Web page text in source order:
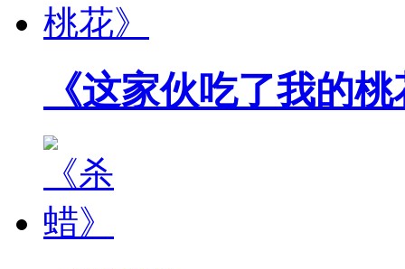
《这家伙吃了我的